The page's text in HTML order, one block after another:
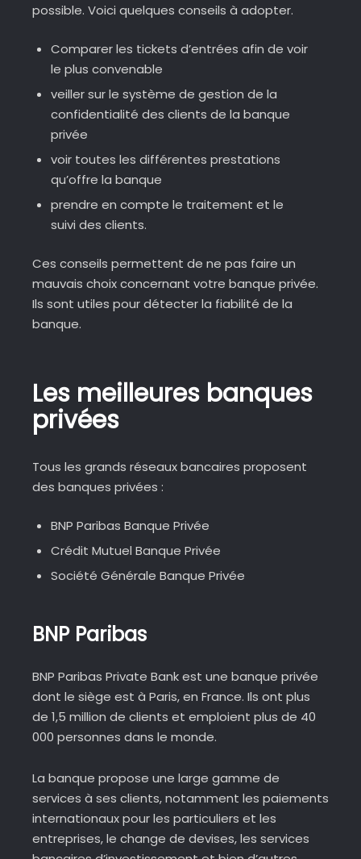
possible. Voici quelques conseils à adopter.
Comparer les tickets d’entrées afin de voir
le plus convenable
veiller sur le système de gestion de la
confidentialité des clients de la banque
privée
voir toutes les différentes prestations
qu’offre la banque
prendre en compte le traitement et le
suivi des clients.
Ces conseils permettent de ne pas faire un
mauvais choix concernant votre banque privée.
Ils sont utiles pour détecter la fiabilité de la
banque.
Les meilleures banques
privées
Tous les grands réseaux bancaires proposent
des banques privées :
BNP Paribas Banque Privée
Crédit Mutuel Banque Privée
Société Générale Banque Privée
BNP Paribas
BNP Paribas Private Bank est une banque privée
dont le siège est à Paris, en France. Ils ont plus
de 1,5 million de clients et emploient plus de 40
000 personnes dans le monde.
La banque propose une large gamme de
services à ses clients, notamment les paiements
internationaux pour les particuliers et les
entreprises, le change de devises, les services